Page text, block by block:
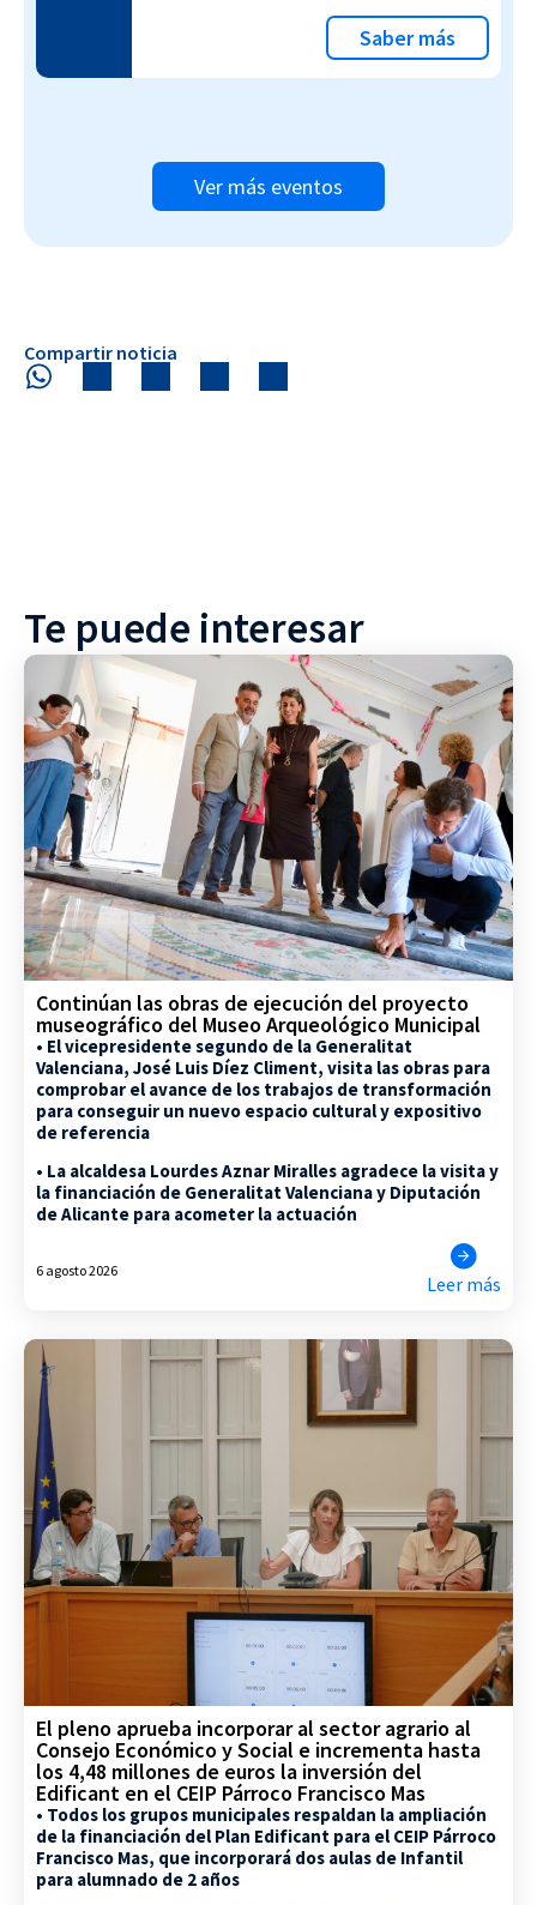
Saber más
Ver más eventos
Compartir noticia
Te puede interesar
Continúan las obras de ejecución del proyecto
museográfico del Museo Arqueológico Municipal
• El vicepresidente segundo de la Generalitat
Valenciana, José Luis Díez Climent, visita las obras para
comprobar el avance de los trabajos de transformación
para conseguir un nuevo espacio cultural y expositivo
de referencia
• La alcaldesa Lourdes Aznar Miralles agradece la visita y
la financiación de Generalitat Valenciana y Diputación
de Alicante para acometer la actuación
6 agosto 2026
Leer más
El pleno aprueba incorporar al sector agrario al
Consejo Económico y Social e incrementa hasta
los 4,48 millones de euros la inversión del
Edificant en el CEIP Párroco Francisco Mas
• Todos los grupos municipales respaldan la ampliación
de la financiación del Plan Edificant para el CEIP Párroco
Francisco Mas, que incorporará dos aulas de Infantil
para alumnado de 2 años